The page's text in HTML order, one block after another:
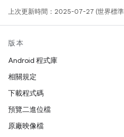
上次更新時間：2025-07-27 (世界標準
版本
Android 程式庫
相關規定
下載程式碼
預覽二進位檔
原廠映像檔